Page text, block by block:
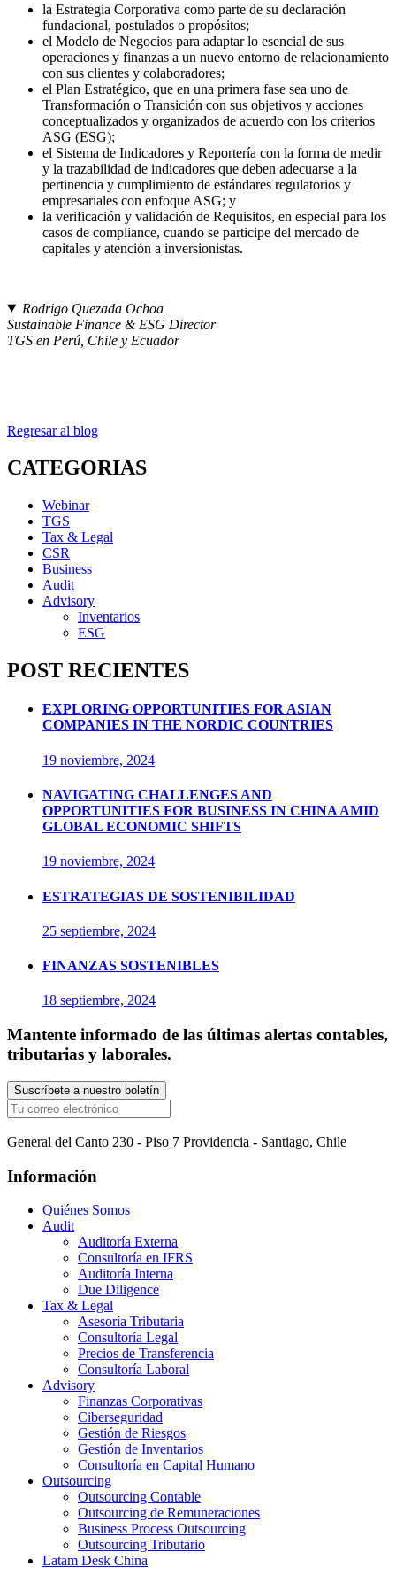
la Estrategia Corporativa como parte de su declaración
fundacional, postulados o propósitos;
el Modelo de Negocios para adaptar lo esencial de sus
operaciones y finanzas a un nuevo entorno de relacionamiento
con sus clientes y colaboradores;
el Plan Estratégico, que en una primera fase sea uno de
Transformación o Transición con sus objetivos y acciones
conceptualizados y organizados de acuerdo con los criterios
ASG (ESG);
el Sistema de Indicadores y Reportería con la forma de medir
y la trazabilidad de indicadores que deben adecuarse a la
pertinencia y cumplimiento de estándares regulatorios y
empresariales con enfoque ASG; y
la verificación y validación de Requisitos, en especial para los
casos de compliance, cuando se participe del mercado de
capitales y atención a inversionistas.
Rodrigo Quezada Ochoa
Sustainable Finance & ESG Director
TGS en Perú, Chile y Ecuador
Regresar al blog
CATEGORIAS
Webinar
TGS
Tax & Legal
CSR
Business
Audit
Advisory
Inventarios
ESG
POST RECIENTES
EXPLORING OPPORTUNITIES FOR ASIAN
COMPANIES IN THE NORDIC COUNTRIES
19 noviembre, 2024
NAVIGATING CHALLENGES AND
OPPORTUNITIES FOR BUSINESS IN CHINA AMID
GLOBAL ECONOMIC SHIFTS
19 noviembre, 2024
ESTRATEGIAS DE SOSTENIBILIDAD
25 septiembre, 2024
FINANZAS SOSTENIBLES
18 septiembre, 2024
Mantente informado de las últimas alertas contables,
tributarias y laborales.
General del Canto 230 - Piso 7 Providencia - Santiago, Chile
Información
Quiénes Somos
Audit
Auditoría Externa
Consultoría en IFRS
Auditoría Interna
Due Diligence
Tax & Legal
Asesoría Tributaria
Consultoría Legal
Precios de Transferencia
Consultoría Laboral
Advisory
Finanzas Corporativas
Ciberseguridad
Gestión de Riesgos
Gestión de Inventarios
Consultoría en Capital Humano
Outsourcing
Outsourcing Contable
Outsourcing de Remuneraciones
Business Process Outsourcing
Outsourcing Tributario
Latam Desk China